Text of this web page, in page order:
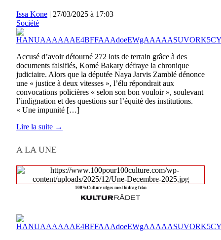
Issa Kone | 27/03/2025 à 17:03
Société
Accusé d’avoir détourné 272 lots de terrain grâce à des
documents falsifiés, Komé Bakary défraye la chronique
judiciaire. Alors que la députée Naya Jarvis Zamblé dénonce
une « justice à deux vitesses », l’élu répondrait aux
convocations policières « selon son bon vouloir », soulevant
l’indignation et des questions sur l’équité des institutions.
« Une impunité […]
Lire la suite →
A LA UNE
100%Culture utges med bidrag från